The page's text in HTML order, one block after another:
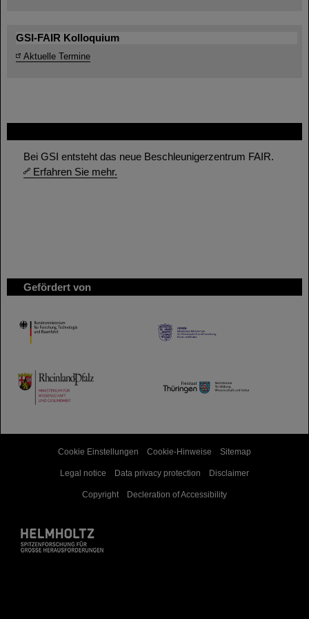
Bei GSI entsteht das neue Beschleunigerzentrum FAIR.
Erfahren Sie mehr.
Gefördert von
HMWK
TMWWDG
GSI-FAIR Kolloquium
Aktuelle Termine
Cookie Einstellungen Cookie-Hinweise Sitemap
Legal notice Data privacy protection Disclaimer
Copyright Decleration of Accessibility